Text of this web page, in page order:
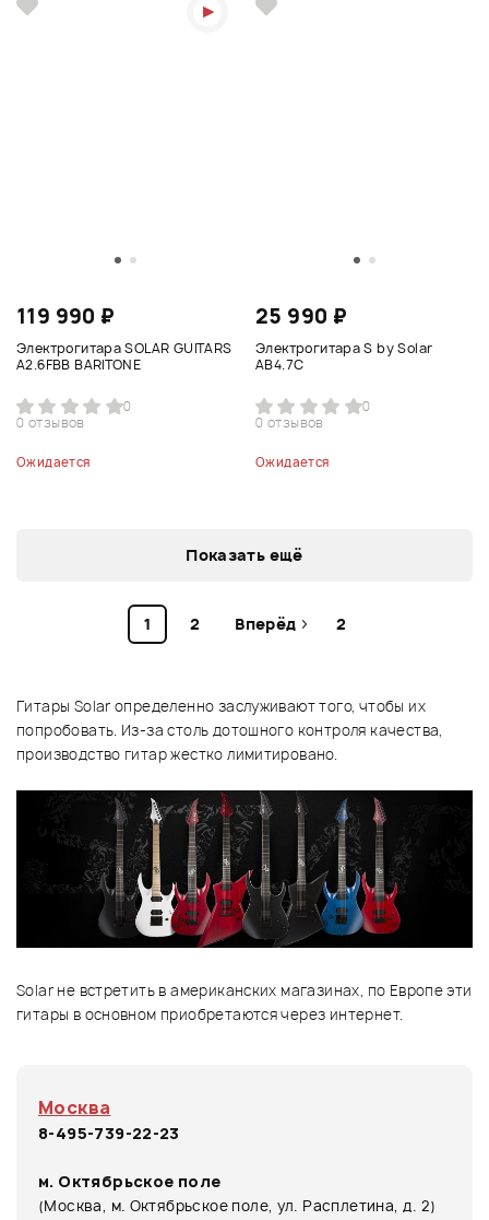
119 990 ₽
Электрогитара SOLAR GUITARS
A2.6FBB BARITONE
0
0 отзывов
Ожидается
25 990 ₽
Электрогитара S by Solar
AB4.7С
0
0 отзывов
Ожидается
Показать ещё
1 2 Вперёд 2
Гитары Solar определенно заслуживают того, чтобы их
попробовать. Из-за столь дотошного контроля качества,
производство гитар жестко лимитировано.
Solar не встретить в американских магазинах, по Европе эти
гитары в основном приобретаются через интернет.
Москва
8-495-739-22-23
м. Октябрьское поле
(Москва, м. Октябрьское поле, ул. Расплетина, д. 2)